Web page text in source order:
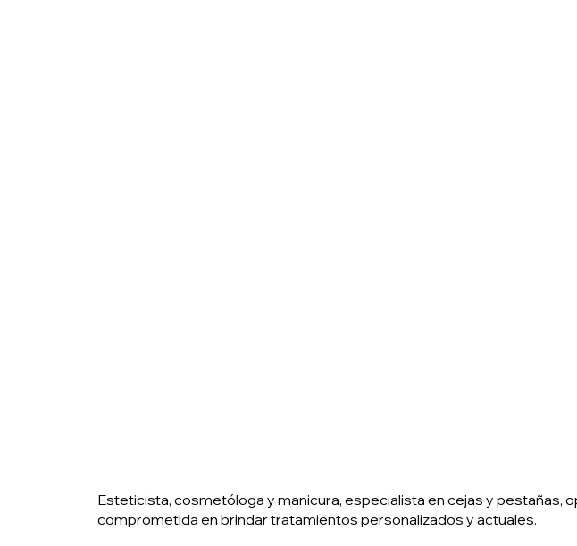
Esteticista, cosmetóloga y manicura, especialista en cejas y
comprometida en brindar tratamientos personalizados y actuales.